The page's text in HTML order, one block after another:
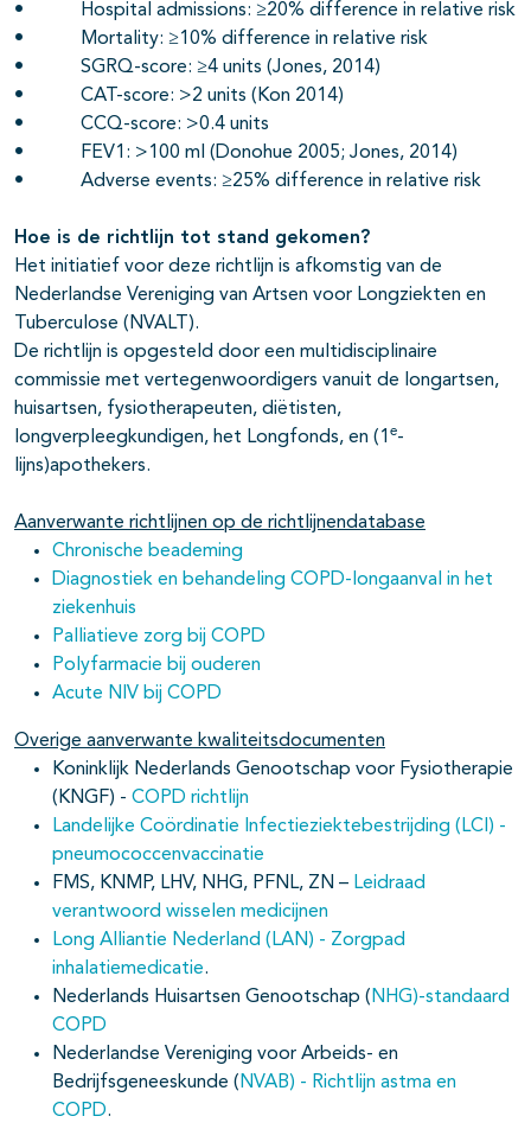
• Hospital admissions: ≥20% difference in relative risk
• Mortality: ≥10% difference in relative risk
• SGRQ-score: ≥4 units (Jones, 2014)
• CAT-score: >2 units (Kon 2014)
• CCQ-score: >0.4 units
• FEV1: >100 ml (Donohue 2005; Jones, 2014)
• Adverse events: ≥25% difference in relative risk
Hoe is de richtlijn tot stand gekomen?
Het initiatief voor deze richtlijn is afkomstig van de
Nederlandse Vereniging van Artsen voor Longziekten en
Tuberculose (NVALT).
De richtlijn is opgesteld door een multidisciplinaire
commissie met vertegenwoordigers vanuit de longartsen,
huisartsen, fysiotherapeuten, diëtisten,
longverpleegkundigen, het Longfonds, en (1 e-
lijns)apothekers.
Aanverwante richtlijnen op de richtlijnendatabase
Chronische beademing
Diagnostiek en behandeling COPD-longaanval in het
ziekenhuis
Palliatieve zorg bij COPD
Polyfarmacie bij ouderen
Acute NIV bij COPD
Overige aanverwante kwaliteitsdocumenten
Koninklijk Nederlands Genootschap voor Fysiotherapie
(KNGF) - COPD richtlijn
Landelijke Coördinatie Infectieziektebestrijding (LCI) -
pneumococcenvaccinatie
FMS, KNMP, LHV, NHG, PFNL, ZN – Leidraad
verantwoord wisselen medicijnen
Long Alliantie Nederland (LAN) - Zorgpad
inhalatiemedicatie.
Nederlands Huisartsen Genootschap ( NHG)-standaard
COPD
Nederlandse Vereniging voor Arbeids- en
Bedrijfsgeneeskunde ( NVAB) - Richtlijn astma en
COPD.